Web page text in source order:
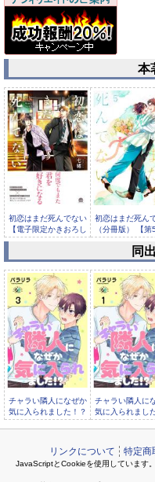
本
初恋はまだ死んでない
【電子限定かきおろし
漫画付...
初恋はまだ死ん
（分冊版） 【第
初恋はまだ死んでない
（分冊版） 【第3話】
同
チャラい隣人になぜか
気に入られました！？
（分冊版） 【第3話
チャラい隣人に
気に入られまし
（分冊版） 【
リンクについて 特定商
JavaScriptとCookieを使用しています